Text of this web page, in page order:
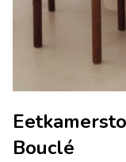
Bouclé